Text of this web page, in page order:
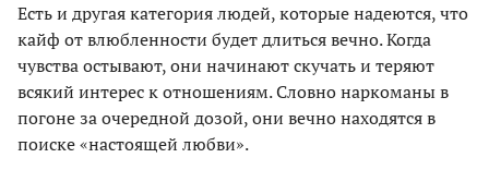
Есть и другая категория людей, которые надеются, что
кайф от влюбленности будет длиться вечно. Когда
чувства остывают, они начинают скучать и теряют
всякий интерес к отношениям. Словно наркоманы в
погоне за очередной дозой, они вечно находятся в
поиске «настоящей любви».